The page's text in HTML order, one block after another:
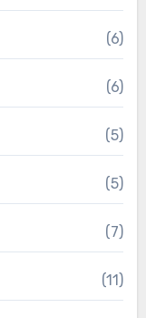
(6)
(6)
(5)
(5)
(7)
(11)